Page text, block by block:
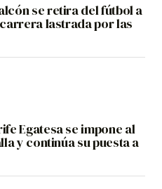
se retira del fútbol a
lastrada por las
Egatesa se impone al
y continúa su puesta a